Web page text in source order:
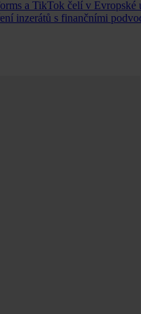
a TikTok čelí v Evropské
inzerátů s finančními